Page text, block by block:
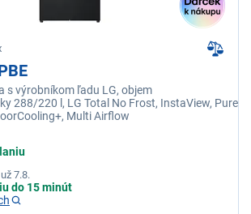
s výrobníkom ľadu LG, objem
288/220 l, LG Total No Frost, InstaView, Pure
Multi Airflow
7.8.
do 15 minút